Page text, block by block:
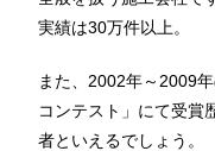
実績は30万件以上。
また、2002年～2009
コンテスト」にて受賞
者といえるでしょう。